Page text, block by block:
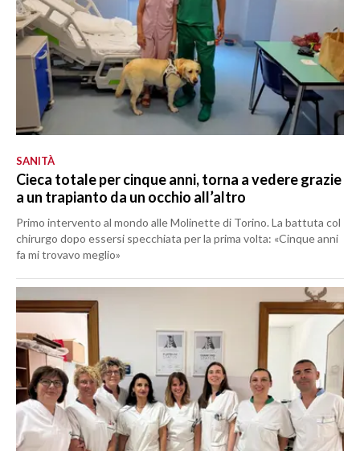
SANITÀ
Cieca totale per cinque anni, torna a vedere grazie
a un trapianto da un occhio all’altro
Primo intervento al mondo alle Molinette di Torino. La battuta col
chirurgo dopo essersi specchiata per la prima volta: «Cinque anni
fa mi trovavo meglio»